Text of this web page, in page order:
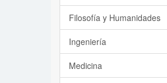
Filosofía y Humanidades
Ingeniería
Medicina